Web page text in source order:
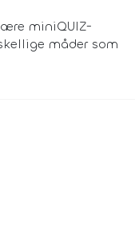
miniQUIZ-
måder som